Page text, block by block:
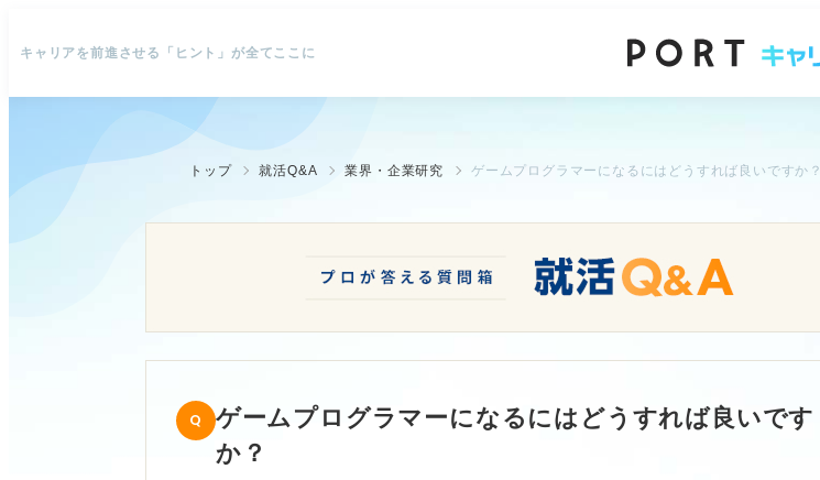
キャリアを前進させる「ヒント」が全てここに
トップ 就活Q&A 業界・企業研究 ゲームプログラマーになるにはどうすれば良いですか？
ゲームプログラマーになるにはどうすれば良いです
か？